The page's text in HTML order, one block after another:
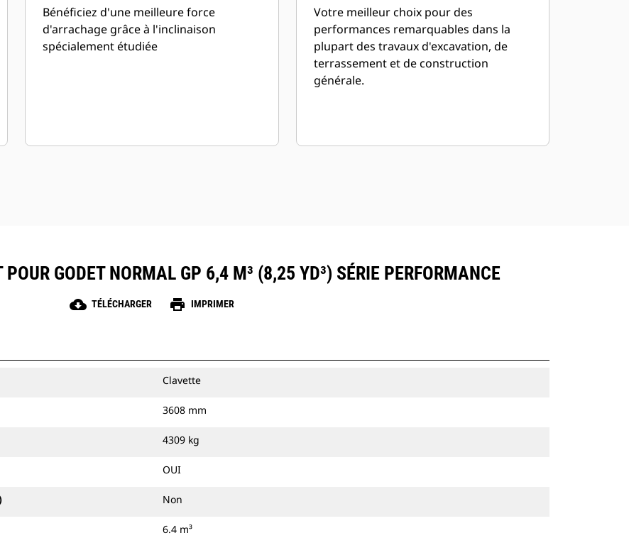
Bénéficiez d'une meilleure force
d'arrachage grâce à l'inclinaison
spécialement étudiée
Votre meilleur choix pour des
performances remarquables dans la
plupart des travaux d'excavation, de
terrassement et de construction
générale.
GODET NORMAL GP 6,4 M³ (8,25 YD³) SÉRIE PERFORMANCE
cloud_download TÉLÉCHARGER print IMPRIMER
Clavette
3608 mm
4309 kg
OUI
Non
6.4 m³